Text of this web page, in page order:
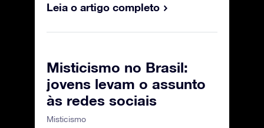
Leia o artigo completo
Misticismo no Brasil:
jovens levam o assunto
às redes sociais
Misticismo